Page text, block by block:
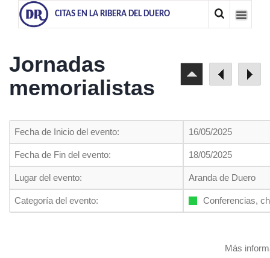
CITAS EN LA RIBERA DEL DUERO
Jornadas
memorialistas
Fecha de Inicio del evento: 16/05/2025
Fecha de Fin del evento: 18/05/2025
Lugar del evento: Aranda de Duero
Categoría del evento: Conferencias,
Más